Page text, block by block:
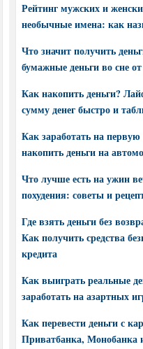
Рейтинг мужских и
необычные имена: как
Что значит получить
бумажные деньги во сне
Как накопить деньги?
сумму денег быстро и
Как заработать на
накопить деньги на
Что лучше есть на ужин
похудения: советы и
Где взять деньги без
Как получить средства
кредита
Как выиграть реальные
заработать на азартных
Как перевести деньги с
Приватбанка, Монобанка